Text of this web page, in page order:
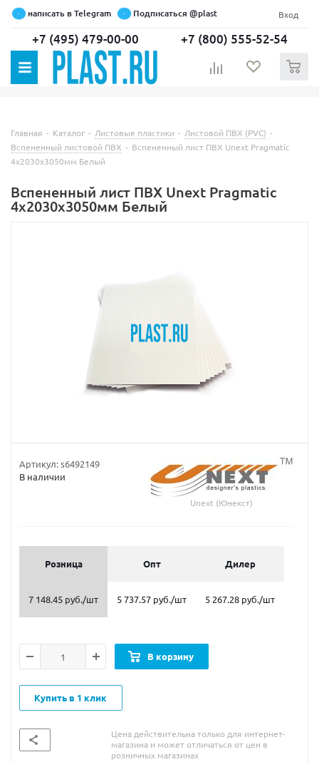
написать в Telegram Подписаться @plast Вход
+7 (495) 479-00-00 +7 (800) 555-52-54
Главная - Каталог - Листовые пластики - Листовой ПВХ (PVC) -
Вспененный листовой ПВХ - Вспененный лист ПВХ Unext Pragmatic
4x2030x3050мм Белый
Вспененный лист ПВХ Unext Pragmatic
4x2030x3050мм Белый
Артикул:s6492149
В наличии
Unext (Юнекст)
Розница Опт Дилер
7 148.45 руб./шт 5 737.57 руб./шт 5 267.28 руб./шт
В корзину
Купить в 1 клик
Цена действительна только для интернет-
магазина и может отличаться от цен в
розничных магазинах